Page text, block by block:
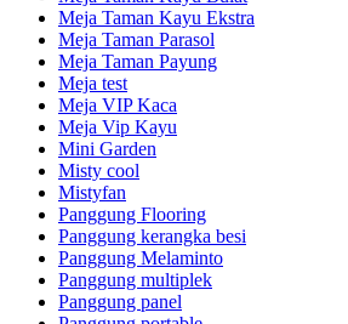
Meja Taman Kayu Ekstra
Meja Taman Parasol
Meja Taman Payung
Meja test
Meja VIP Kaca
Meja Vip Kayu
Mini Garden
Misty cool
Mistyfan
Panggung Flooring
Panggung kerangka besi
Panggung Melaminto
Panggung multiplek
Panggung panel